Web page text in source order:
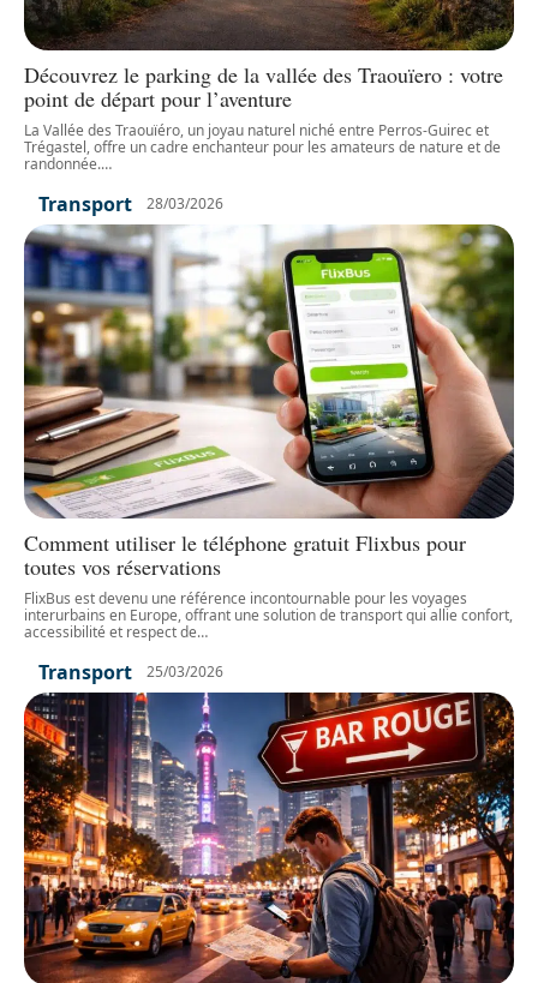
Découvrez le parking de la vallée des Traouïero : votre
point de départ pour l’aventure
La Vallée des Traouïéro, un joyau naturel niché entre Perros-Guirec et
Trégastel, offre un cadre enchanteur pour les amateurs de nature et de
randonnée.…
Transport 28/03/2026
Comment utiliser le téléphone gratuit Flixbus pour
toutes vos réservations
FlixBus est devenu une référence incontournable pour les voyages
interurbains en Europe, offrant une solution de transport qui allie confort,
accessibilité et respect de…
Transport 25/03/2026